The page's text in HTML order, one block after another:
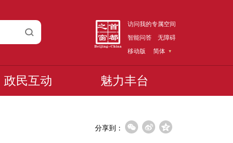
访问我的专属空间
智能问答
无障碍
移动版
简体
政民互动 魅力丰台
分享到：